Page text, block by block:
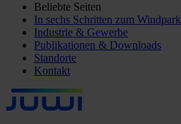
Beliebte Seiten
In sechs Schritten zum Windpark
Industrie & Gewerbe
Publikationen & Downloads
Standorte
Kontakt